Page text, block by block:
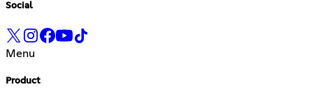
Social
Menu
Product